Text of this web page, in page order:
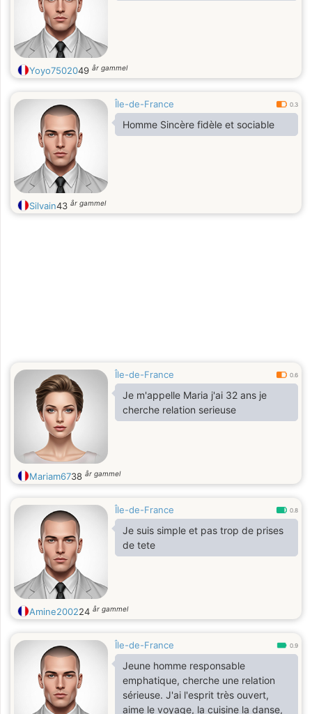
Yoyo7502049 år gammel
Île-de-France 0.3
Homme Sincère fidèle et sociable
Silvain43 år gammel
Île-de-France 0.6
Je m'appelle Maria j'ai 32 ans je
cherche relation serieuse
Mariam6738 år gammel
Île-de-France 0.8
Je suis simple et pas trop de prises
de tete
Amine200224 år gammel
Île-de-France 0.9
Jeune homme responsable
emphatique, cherche une relation
sérieuse. J'ai l'esprit très ouvert,
aime le voyage, la cuisine la danse,